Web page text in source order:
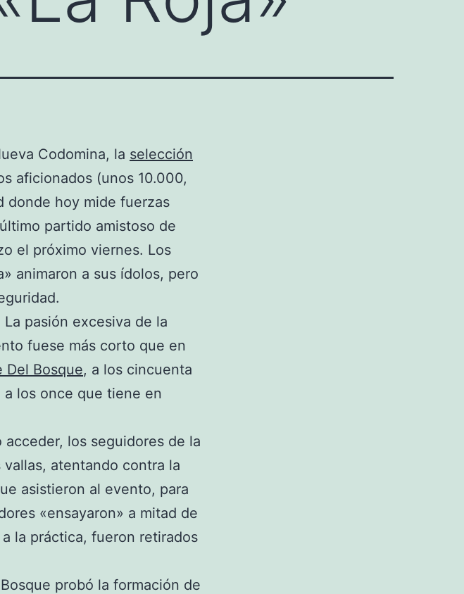
Codomina, la selección
aficionados (unos 10.000,
donde hoy mide fuerzas
partido amistoso de
el próximo viernes. Los
animaron a sus ídolos, pero
La pasión excesiva de la
fuese más corto que en
Del Bosque, a los cincuenta
los once que tiene en
los seguidores de la
atentando contra la
asistieron al evento, para
«ensayaron» a mitad de
la práctica, fueron retirados
probó la formación de